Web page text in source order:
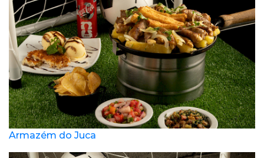
Armazém do Juca